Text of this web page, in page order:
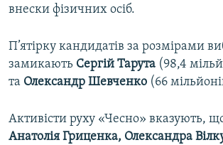
внески фізичних осіб.
П’ятірку кандидатів за розмірами
замикають Сергій Тарута (98,4
та Олександр Шевченко (66
Активісти руху «Чесно» вказують,
Анатолія Гриценка, Олександра